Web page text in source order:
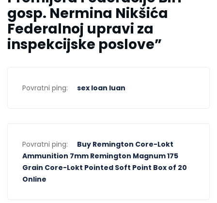
gosp. Nermina Nikšića
Federalnoj upravi za
inspekcijske poslove”
Povratni ping: sex loan luan
Povratni ping:
Buy Remington Core-Lokt
Ammunition 7mm Remington Magnum 175
Grain Core-Lokt Pointed Soft Point Box of 20
Online